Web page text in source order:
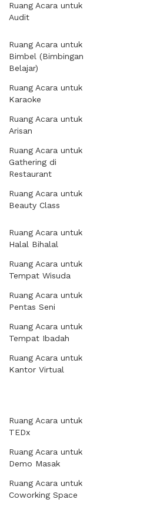
Ruang Acara untuk
Audit
Ruang Acara untuk
Bimbel (Bimbingan
Belajar)
Ruang Acara untuk
Karaoke
Ruang Acara untuk
Arisan
Ruang Acara untuk
Gathering di
Restaurant
Ruang Acara untuk
Beauty Class
Ruang Acara untuk
Halal Bihalal
Ruang Acara untuk
Tempat Wisuda
Ruang Acara untuk
Pentas Seni
Ruang Acara untuk
Tempat Ibadah
Ruang Acara untuk
Kantor Virtual
Ruang Acara untuk
TEDx
Ruang Acara untuk
Demo Masak
Ruang Acara untuk
Coworking Space